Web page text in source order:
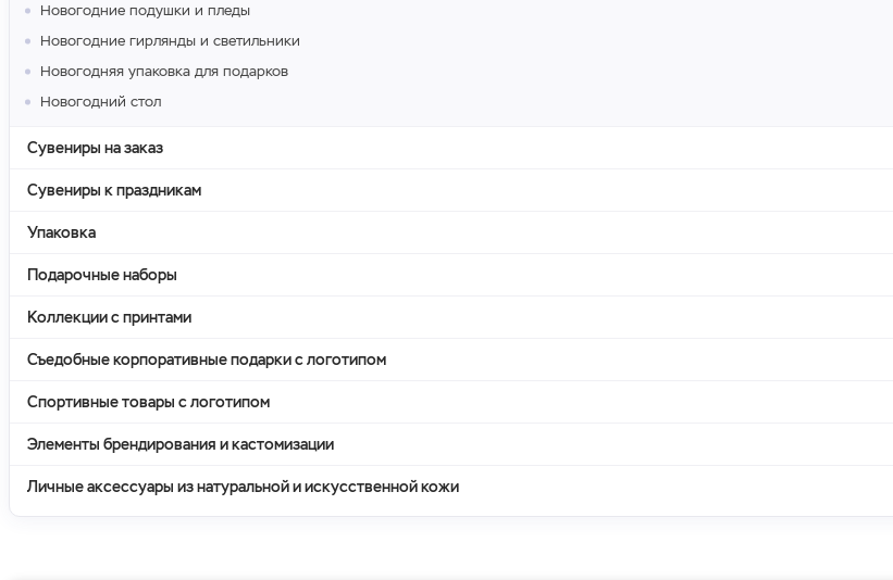
Новогодние подушки и пледы
Новогодние гирлянды и светильники
Новогодняя упаковка для подарков
Новогодний стол
Сувениры на заказ
Сувениры к праздникам
Упаковка
Подарочные наборы
Коллекции с принтами
Съедобные корпоративные подарки с логотипом
Спортивные товары с логотипом
Элементы брендирования и кастомизации
Личные аксессуары из натуральной и искусственной кожи